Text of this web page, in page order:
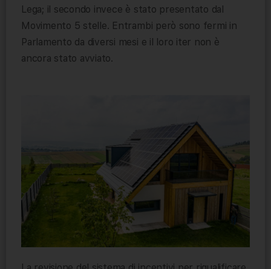
Lega; il secondo invece è stato presentato dal
Movimento 5 stelle. Entrambi però sono fermi in
Parlamento da diversi mesi e il loro iter non è
ancora stato avviato.